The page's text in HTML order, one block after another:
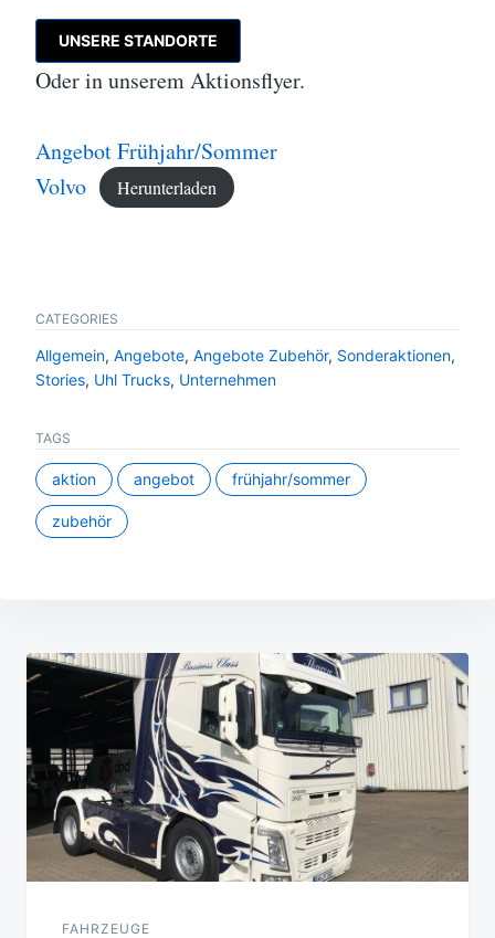
UNSERE STANDORTE
Oder in unserem Aktionsflyer.
Angebot Frühjahr/Sommer
Volvo
Herunterladen
CATEGORIES
Allgemein, Angebote, Angebote Zubehör, Sonderaktionen,
Stories, Uhl Trucks, Unternehmen
TAGS
aktion angebot frühjahr/sommer
zubehör
Beitragsnavigation
FAHRZEUGE